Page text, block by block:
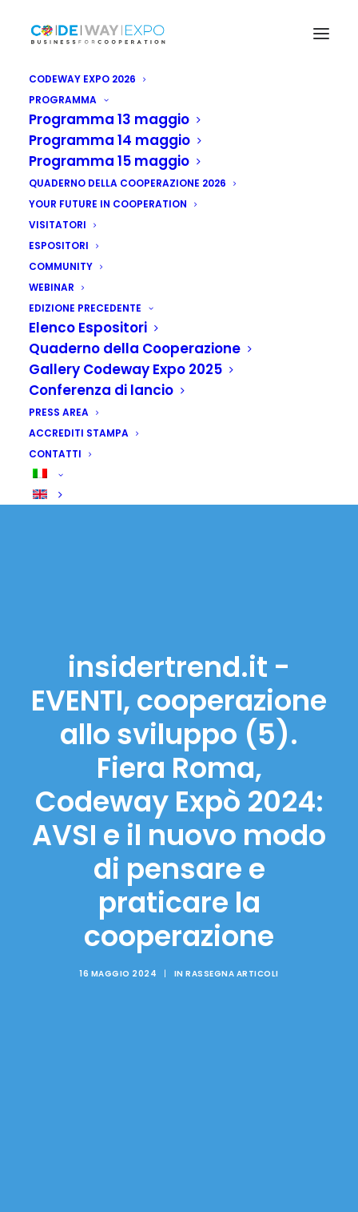
CODEWAY EXPO 2026
PROGRAMMA
Programma 13 maggio
Programma 14 maggio
Programma 15 maggio
QUADERNO DELLA COOPERAZIONE 2026
YOUR FUTURE IN COOPERATION
VISITATORI
ESPOSITORI
COMMUNITY
WEBINAR
EDIZIONE PRECEDENTE
Elenco Espositori
Quaderno della Cooperazione
Gallery Codeway Expo 2025
Conferenza di lancio
PRESS AREA
ACCREDITI STAMPA
CONTATTI
insidertrend.it -
EVENTI, cooperazione
allo sviluppo (5).
Fiera Roma,
Codeway Expò 2024:
AVSI e il nuovo modo
di pensare e
praticare la
cooperazione
16 MAGGIO 2024 | INRASSEGNA ARTICOLI